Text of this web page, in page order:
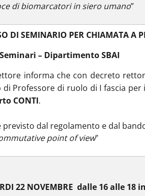
di biomarcatori in siero umano”
DI SEMINARIO PER CHIAMATA A
– Dipartimento SBAI
informa che con decreto
Professore di ruolo di I fascia per
CONTI.
previsto dal regolamento e dal
point of view”
22 NOVEMBRE dalle 16 alle 18